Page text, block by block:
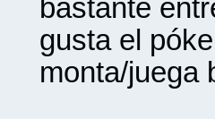
bastante
gusta el
monta/juega